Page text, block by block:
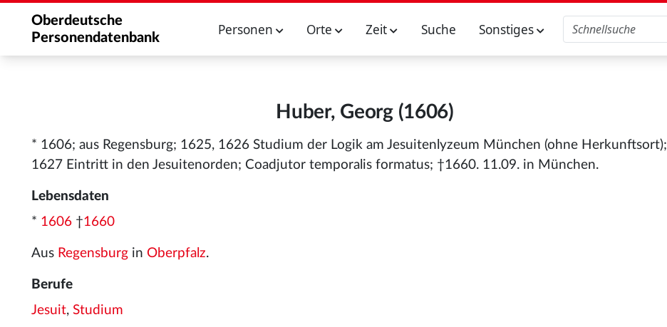
Oberdeutsche
Personendatenbank
Personen Orte Zeit Suche Sonstiges
Huber, Georg (1606)
* 1606; aus Regensburg; 1625, 1626 Studium der Logik am Jesuitenlyzeum München (ohne Herkunftsort);
1627 Eintritt in den Jesuitenorden; Coadjutor temporalis formatus; †1660. 11.09. in München.
Lebensdaten
* 1606 †1660
Aus Regensburg in Oberpfalz.
Berufe
Jesuit, Studium